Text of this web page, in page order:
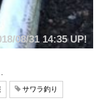
08/31 14:35 UP!
サワラ釣り